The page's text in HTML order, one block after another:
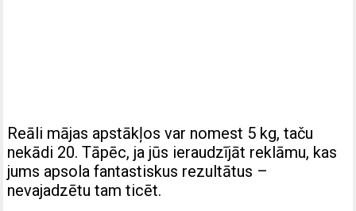
Reāli mājas apstākļos var nomest 5 kg, taču
nekādi 20. Tāpēc, ja jūs ieraudzījāt reklāmu, kas
jums apsola fantastiskus rezultātus –
nevajadzētu tam ticēt.